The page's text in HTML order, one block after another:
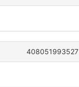
408051993527